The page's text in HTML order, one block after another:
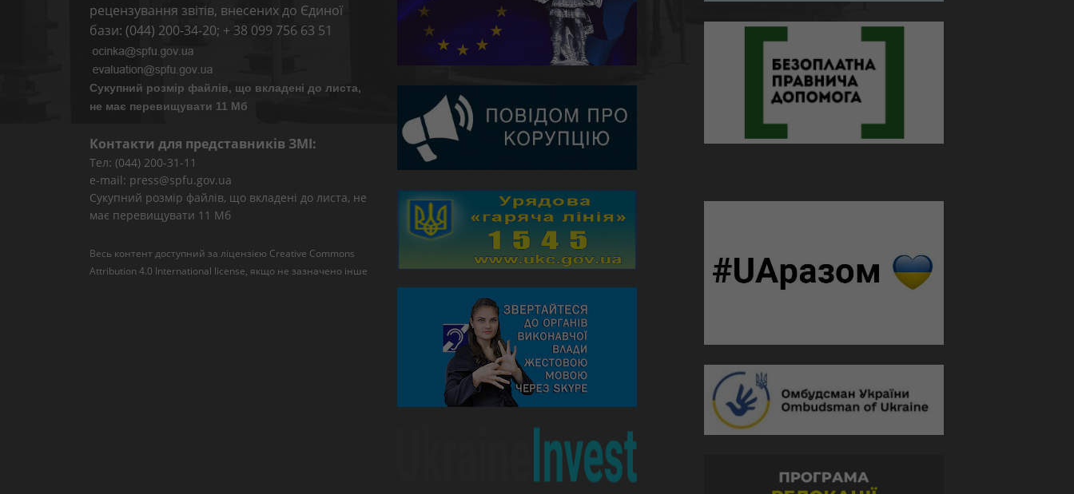
рецензування звітів, внесених до Єдиної
бази: (044) 200-34-20; + 38 099 756 63 51
Сукупний розмір файлів, що вкладені до листа,
не має перевищувати 11 Мб
Контакти для представників ЗМІ:
Тел: (044) 200-31-11
e-mail: press@spfu.gov.ua
Сукупний розмір файлів, що вкладені до листа, не
має перевищувати 11 Мб
Весь контент доступний за ліцензією Creative Commons
Attribution 4.0 International license, якщо не зазначено інше